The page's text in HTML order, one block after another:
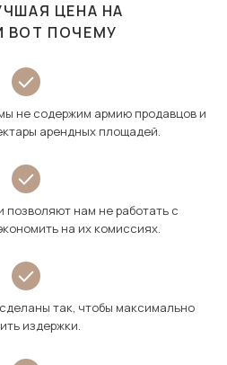
ЦЕНА НА
ВОТ ПОЧЕМУ
не содержим армию продавцов и
арендных площадей.
нам не работать с
на их комиссиях.
так, чтобы максимально
издержки.